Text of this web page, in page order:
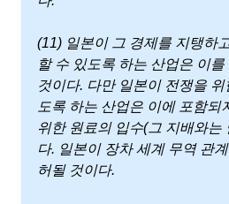
(11) 일본이 그 경제를 지탱하
할 수 있도록 하는 산업은 이
것이다. 다만 일본이 전쟁을
도록 하는 산업은 이에 포함되
위한 원료의 입수(그 지배와는
다. 일본이 장차 세계 무역 관
허될 것이다.